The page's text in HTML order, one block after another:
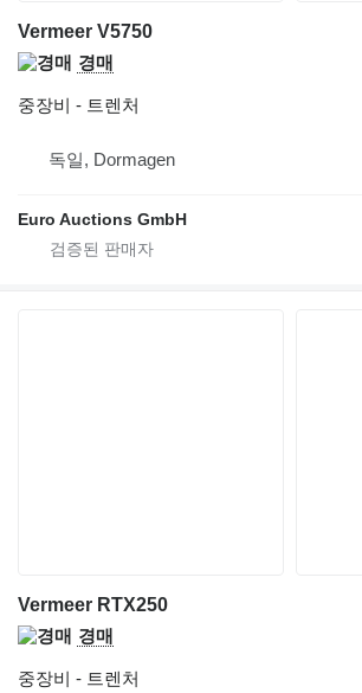
Vermeer V5750
경매
중장비 - 트렌처
독일, Dormagen
Euro Auctions GmbH
Vermeer RTX250
경매
중장비 - 트렌처